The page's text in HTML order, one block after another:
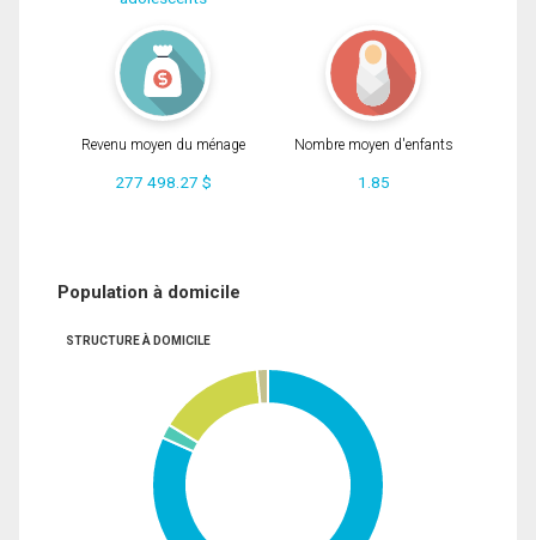
Revenu moyen du ménage
277 498.27 $
Nombre moyen d'enfants
1.85
Population à domicile
STRUCTURE À DOMICILE